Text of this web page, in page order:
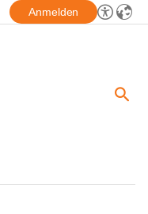
Anmelden